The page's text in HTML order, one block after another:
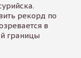
рекорд по
в
границы